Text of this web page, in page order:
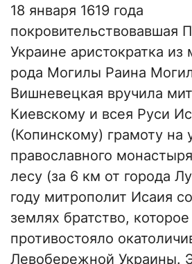
18 января 1619 года
покровительствовавшая
Украине аристократка из
рода Могилы Раина
Вишневецкая вручила
Киевскому и всея Руси
(Копинскому) грамоту на
православного
лесу (за 6 км от города
году митрополит Исаия
землях братство,
противостояло
Левобережной Украины.